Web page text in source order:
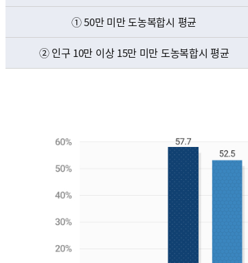
① 50만 미만 도농복합시 평균
② 인구 10만 이상 15만 미만 도농복합시 평균